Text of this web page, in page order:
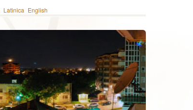
Latinica English